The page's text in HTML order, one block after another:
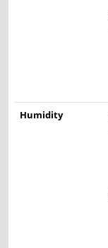
Humidity